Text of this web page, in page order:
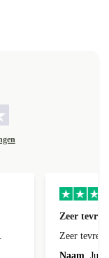
Zeer
Zeer
Naam